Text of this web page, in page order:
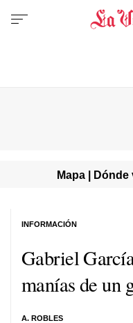
Mapa | Dónde
Gabriel
manías de un
A. ROBLES
INFORMACIÓN